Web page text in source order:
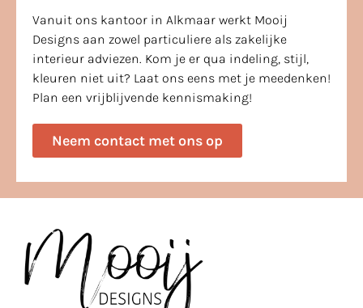
Vanuit ons kantoor in Alkmaar werkt Mooij
Designs aan zowel particuliere als zakelijke
interieur adviezen. Kom je er qua indeling, stijl,
kleuren niet uit? Laat ons eens met je meedenken!
Plan een vrijblijvende kennismaking!
Neem contact met ons op